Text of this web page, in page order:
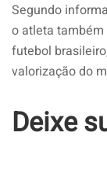
Segundo
o atleta
futebol
valorização do
Deixe